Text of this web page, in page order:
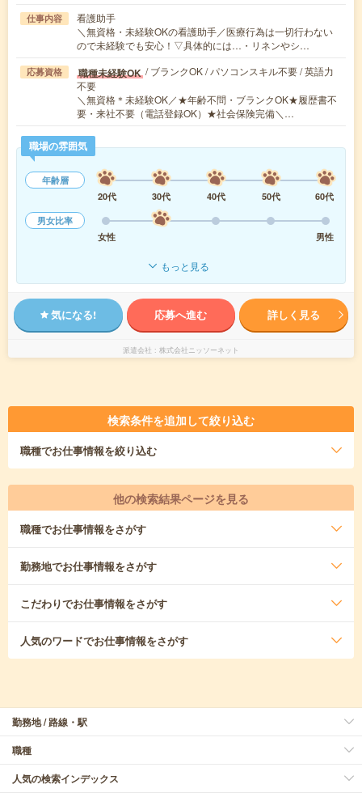
仕事内容
看護助手
＼無資格・未経験OKの看護助手／医療行為は一切行わない
ので未経験でも安心！▽具体的には…・リネンやシ…
応募資格 職種未経験OK / ブランクOK / パソコンスキル不要 / 英語力
不要
＼無資格＊未経験OK／★年齢不問・ブランクOK★履歴書不
要・来社不要（電話登録OK）★社会保険完備＼…
職場の雰囲気
年齢層
20代
30代 40代 50代
60代
男女比率
女性
男性
もっと見る
気になる! 応募へ進む 詳しく見る
派遣会社 株式会社ニッソーネット
検索条件を追加して絞り込む
職種でお仕事情報を絞り込む
他の検索結果ページを見る
職種でお仕事情報をさがす
勤務地でお仕事情報をさがす
こだわりでお仕事情報をさがす
人気のワードでお仕事情報をさがす
勤務地 / 路線・駅
職種
人気の検索インデックス